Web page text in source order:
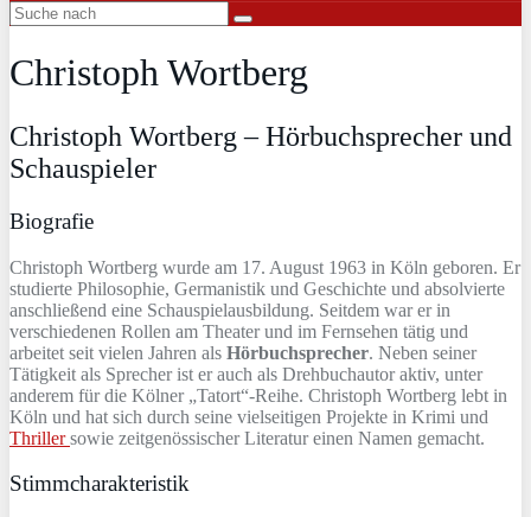
Christoph Wortberg
Christoph Wortberg – Hörbuchsprecher und
Schauspieler
Biografie
Christoph Wortberg wurde am 17. August 1963 in Köln geboren. Er
studierte Philosophie, Germanistik und Geschichte und absolvierte
anschließend eine Schauspielausbildung. Seitdem war er in
verschiedenen Rollen am Theater und im Fernsehen tätig und
arbeitet seit vielen Jahren als Hörbuchsprecher. Neben seiner
Tätigkeit als Sprecher ist er auch als Drehbuchautor aktiv, unter
anderem für die Kölner „Tatort“-Reihe. Christoph Wortberg lebt in
Köln und hat sich durch seine vielseitigen Projekte in Krimi und
Thrillersowie zeitgenössischer Literatur einen Namen gemacht.
Stimmcharakteristik